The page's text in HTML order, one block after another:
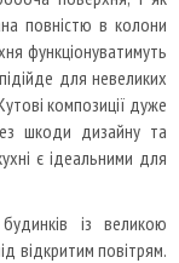
повністю в колони
функціонуватимуть
для невеликих
композиції дуже
шкоди дизайну та
є ідеальними для
із великою
відкритим повітрям.